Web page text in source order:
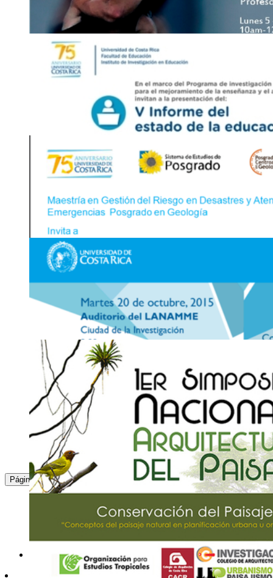
Foros: Tabaco y Ambiente
Auditorio, Ciudad de la Investigación
Viernes 11 de setiembre, de 9:00 a. m. a 12:00 m.
2511-2101
christiajiqim.alvarez
Feria: Semanario "Universidad" en la Feria
Del 17 al 27 de setiembre
2511-6725
Taller ZoOdesplazamiento
Estudio #2 Danza Universitaria (Edificio Saprissa)
Del lunes 5 al viernes 9 de octubre, de 10 a. m. a 12:00 m.
2511-5579|2511-5564
danzauprjpneoduccion @gmail
Presentación: V Informe del Estado de la
Auditorio, Facultad de Educación
Jueves 15 de octubre, 3:00 p. m.
2511-1412
yylw ie bklc.ac.cr
OCT
Jornadas: IV Jornadas de Investigación en
Auditorio, Ciudad de la Investigación
Viernes 16 de octubre, 1:30 p. m.
2511-5239
geologjwqpia.sep endk.ac.cr
20OCT
Jornadas: Retos y Desafíos de la Televisión
Auditorio del LANAMME, Ciudad de la Investigación
2253-6491
vvyxsic @ucrjpdp .ac.cr
Página :123 45678